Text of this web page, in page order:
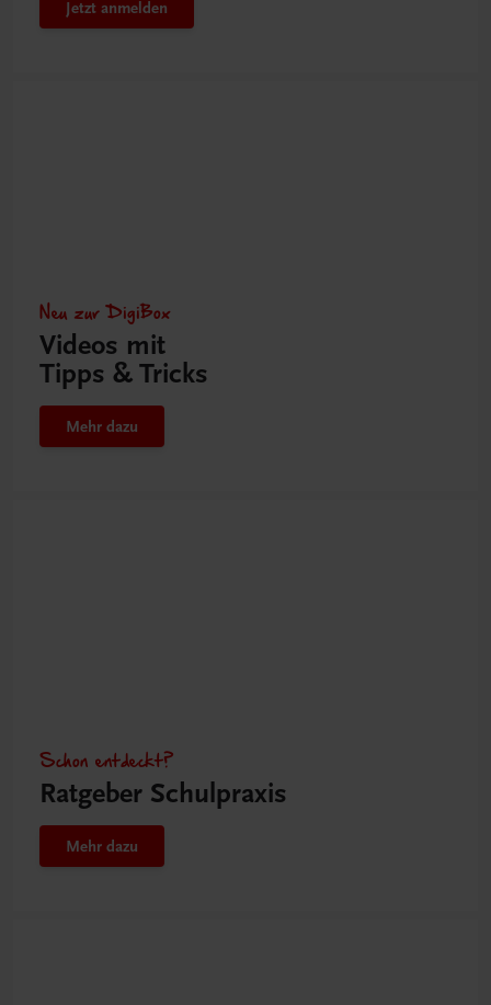
Jetzt anmelden
Neu zur DigiBox
Videos mit
Tipps & Tricks
Mehr dazu
Schon entdeckt?
Ratgeber Schulpraxis
Mehr dazu